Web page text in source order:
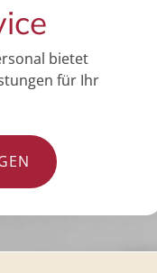
bietet
für Ihr